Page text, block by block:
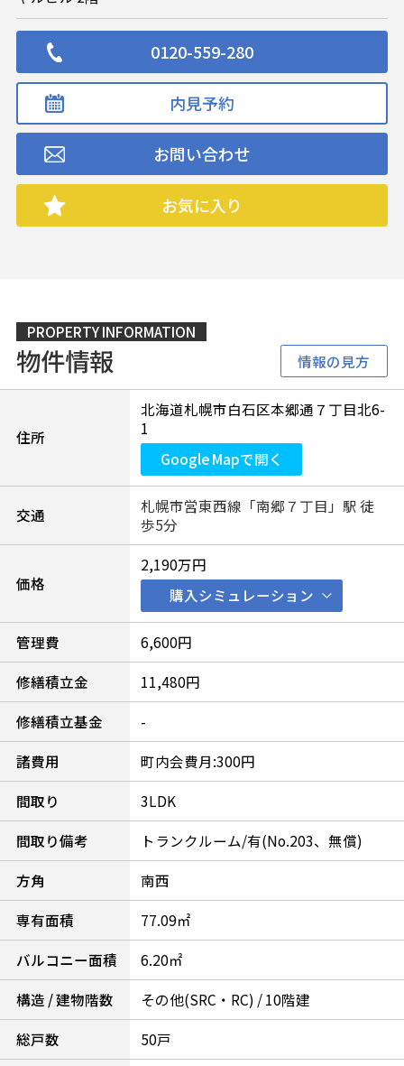
0120-559-280
内見予約
お問い合わせ
お気に入り
PROPERTY INFORMATION
物件情報 情報の見方
住所
北海道札幌市白石区本郷通７丁目北6-
1
Google Mapで開く
交通
札幌市営東西線「南郷７丁目」駅 徒
歩5分
価格
2,190万円
購入シミュレーション
管理費
6,600円
修繕積立金
11,480円
修繕積立基金
-
諸費用
町内会費月:300円
間取り
3LDK
間取り備考
トランクルーム/有(No.203、無償)
方角
南西
専有面積
77.09㎡
バルコニー面積
6.20㎡
構造 / 建物階数
その他(SRC・RC) / 10階建
総戸数
50戸